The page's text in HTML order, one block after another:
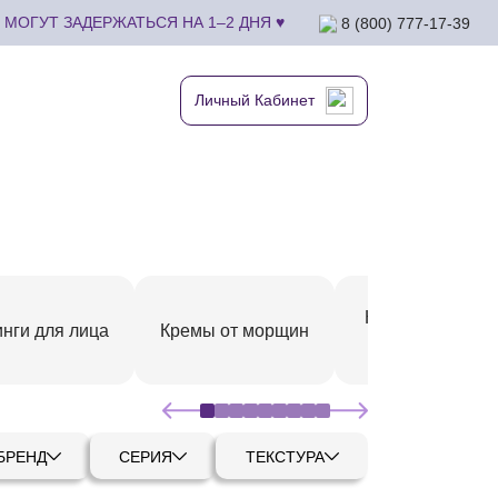
ЗАДЕРЖАТЬСЯ НА 1–2 ДНЯ ♥ 8 (800) 777-17-39
Личный Кабинет
для лица Кремы от морщин
Кремы для
СЕРИЯ ТЕКСТУРА